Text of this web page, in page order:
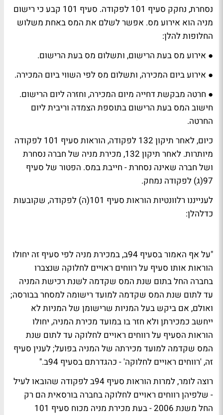
נסחרת, נחקק סעיף 101 לפקודה. סעיף 101 קבע כי רישום
מניה הוא אירוע מס. אפשר לשלם את המס באחת משלוש
החלופות להלן:
‏● אירוע מס בעת הרישום, ותשלום מס בעת הרישום.
‏● אירוע ביום המכירה, ותשלום מס לפי השווי ביום המכירה.
‏● חרטה מבקשת דחייה מיום המכירה, וחזרה ליום הרישום.
חישוב המס בעת הרישום בתוספת הצמדה וריבית ליום
החרטה.
כיום, לאחר תיקון 132 לפקודה, הוראות סעיף 101 לפקודה
מיותרות. לאחר תיקון 132, מכירת מניה של חברה נסחרת
ושל חברה שאינה נסחרת - חייבת במס. הפטור של סעיף
97(ג) לפקודה נמחק.
לענייננו רלוונטיות הוראות סעיף 101(ה) לפקודה, שקובעות
כדלהלן:
"על אף האמור בסעיף 94ב, במכירת מניה לפי סעיף זה יחולו
הוראות אותו סעיף על רווחים ראויים לחלוקה שנצברו
בחברה החל בתום שנת המס שקדמה לשנת רכישת המניה
עד לתום שנת המס שקדמה למועד רישומה למסחר בבורסה;‏
ואולם, אם ביקש בעל המניות שרישומן של המניות לא
ייחשב כמכירתן ולא חזר בו במועד מכירת המניה, יחולו
הוראות הסעיף על רווחים ראויים לחלוקה עד לתום שנת
המס שקדמה למועד מכירתה של המניה בפועל;‏ לענין סעיף
זה, 'רווחים ראויים לחלוקה' - כהגדרתם בסעיף 94ב."
רוצה לומר, למרות הוראות סעיף 94ב לפקודה שהובאו לעיל
- שלפיהן רווחים ראויים לחלוקה בחברה בורסאית הם רק
החל משנת 2006 - בעת מכירת מניה מכוח סעיף 101